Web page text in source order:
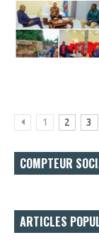
1 2 3
COMPTEUR
ARTICLES